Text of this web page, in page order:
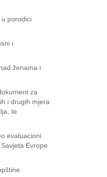
porodici
i
ženama i
za
i drugih mjera
te
evaluacioni
Evrope